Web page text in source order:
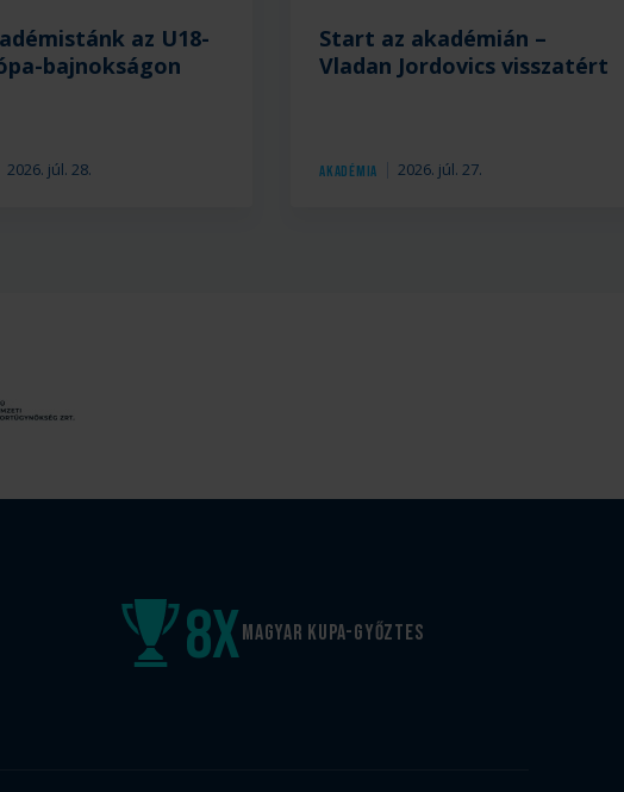
2026. júl. 28.
az U18-
bajnokságon
Akadémia 2026. júl. 27.
Start az akadémián –
Vladan Jordovics visszatért
Magyar kupa-győztes
8x